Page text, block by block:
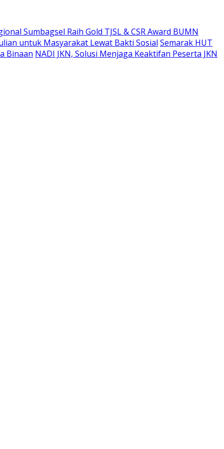
Sumbagsel Raih Gold TJSL & CSR Award BUMN
untuk Masyarakat Lewat Bakti Sosial Semarak HUT
Binaan NADI JKN, Solusi Menjaga Keaktifan Peserta JKN